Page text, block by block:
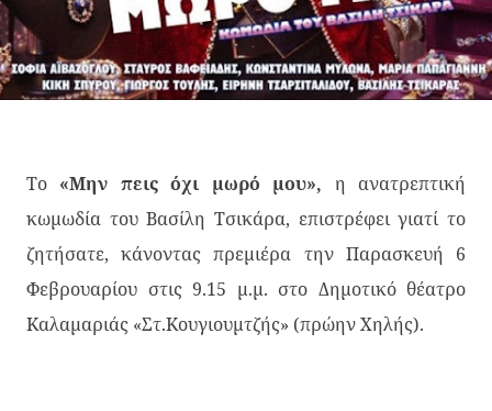
Το «Μην πεις όχι μωρό μου», η ανατρεπτική
κωμωδία του Βασίλη Τσικάρα, επιστρέφει γιατί το
ζητήσατε, κάνοντας πρεμιέρα την Παρασκευή 6
Φεβρουαρίου στις 9.15 μ.μ. στο Δημοτικό θέατρο
Καλαμαριάς «Στ.Κουγιουμτζής» (πρώην Χηλής).